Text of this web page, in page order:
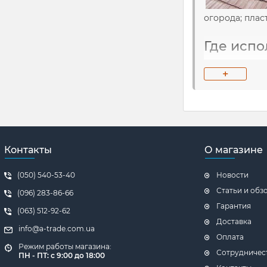
огорода;
Где
Никакого
решением.
Бизнес-
Главным
начинают
технологии".
+
Контакты
(050) 540-53-40
(096) 283-86-66
(063) 512-92-62
info@a-trade.com.ua
Режим работы магазина:
ПН - ПТ: с 9:00 до 18:00
О магазине
Новости
Статьи и
Гарантия
Доставка
Оплата